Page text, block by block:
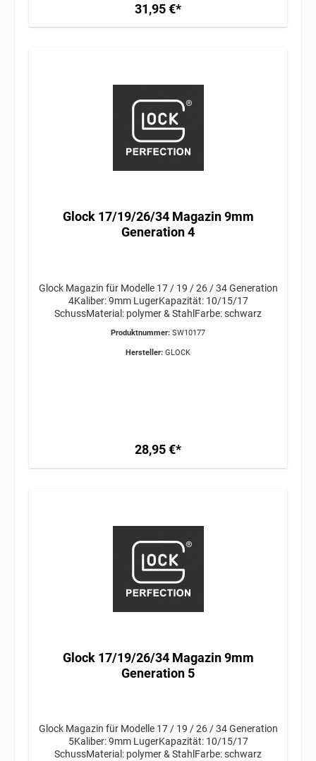
31,95 €*
Glock 17/19/26/34 Magazin 9mm
Generation 4
Glock Magazin für Modelle 17 / 19 / 26 / 34 Generation
4Kaliber: 9mm LugerKapazität: 10/15/17
SchussMaterial: polymer & StahlFarbe: schwarz
Produktnummer: SW10177
Hersteller: GLOCK
28,95 €*
Glock 17/19/26/34 Magazin 9mm
Generation 5
Glock Magazin für Modelle 17 / 19 / 26 / 34 Generation
5Kaliber: 9mm LugerKapazität: 10/15/17
SchussMaterial: polymer & StahlFarbe: schwarz